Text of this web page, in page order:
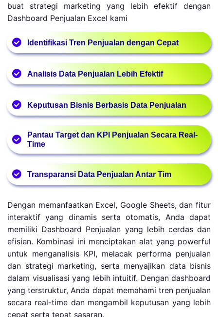
buat strategi marketing yang lebih efektif dengan
Dashboard Penjualan Excel kami
Identifikasi Tren Penjualan dengan Cepat
Dashboard penjualan Excel memungkinkan Anda
melihat pola tren penjualan secara real-time, mulai
dari produk terlaris hingga periode penjualan
tertinggi. Data historis divisualisasikan dalam grafik
interaktif untuk analisis instan.
Analisis Data Penjualan Lebih Efektif
Dashboard penjualan Excel menyajikan laporan
dalam bentuk tabel dinamis, grafik pertumbuhan, dan
metrik performa kunci (seperti revenue, konversi, dan
ROI) yang mudah dibaca.
Keputusan Bisnis Berbasis Data Penjualan
Dengan dashboard penjualan Excel, keputusan
seperti diskon, stok, atau strategi promosi
didasarkan pada data aktual, bukan spekulasi.
Pantau Target dan KPI Penjualan Secara Real-
Time
Dashboard menampilkan progress harian/mingguan
terhadap target penjualan melalui indikator visual
seperti gauge chart, progress bar, dan warning jika
performa di bawah ekspektasi.
Transparansi Data Penjualan Antar Tim
mengakses sumber data penjualan yang sama melalui
dashboard terpusat di Excel, mengurangi
miskomunikasi.
Dengan memanfaatkan Excel, Google Sheets, dan fitur
interaktif yang dinamis serta otomatis, Anda dapat
memiliki Dashboard Penjualan yang lebih cerdas dan
efisien. Kombinasi ini menciptakan alat yang powerful
untuk menganalisis KPI, melacak performa penjualan
dan strategi marketing, serta menyajikan data bisnis
dalam visualisasi yang lebih intuitif. Dengan dashboard
yang terstruktur, Anda dapat memahami tren penjualan
secara real-time dan mengambil keputusan yang lebih
cepat serta tepat sasaran.